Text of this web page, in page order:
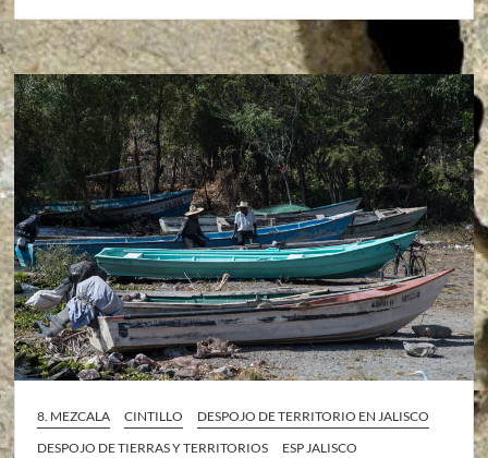
8. MEZCALA CINTILLO
DESPOJO DE TERRITORIO EN JALISCO
DESPOJO DE TIERRAS Y TERRITORIOS
ESP JALISCO